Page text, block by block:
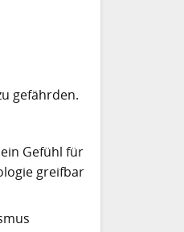
gefährden.
Gefühl für
greifbar